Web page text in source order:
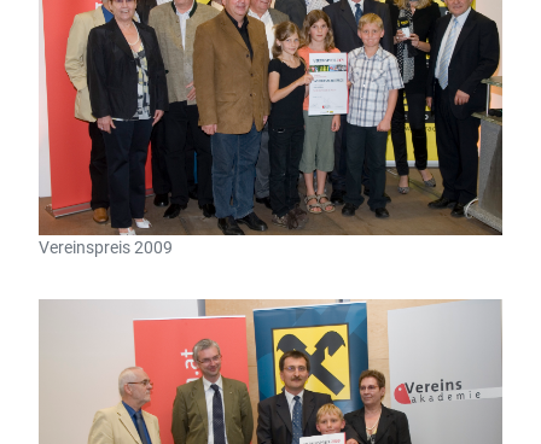
Vereinspreis 2009